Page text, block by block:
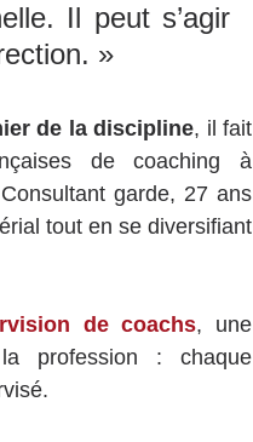
Il peut s’agir
»
de la discipline, il fait
de coaching à
garde, 27 ans
tout en se diversifiant
de coachs, une
profession : chaque